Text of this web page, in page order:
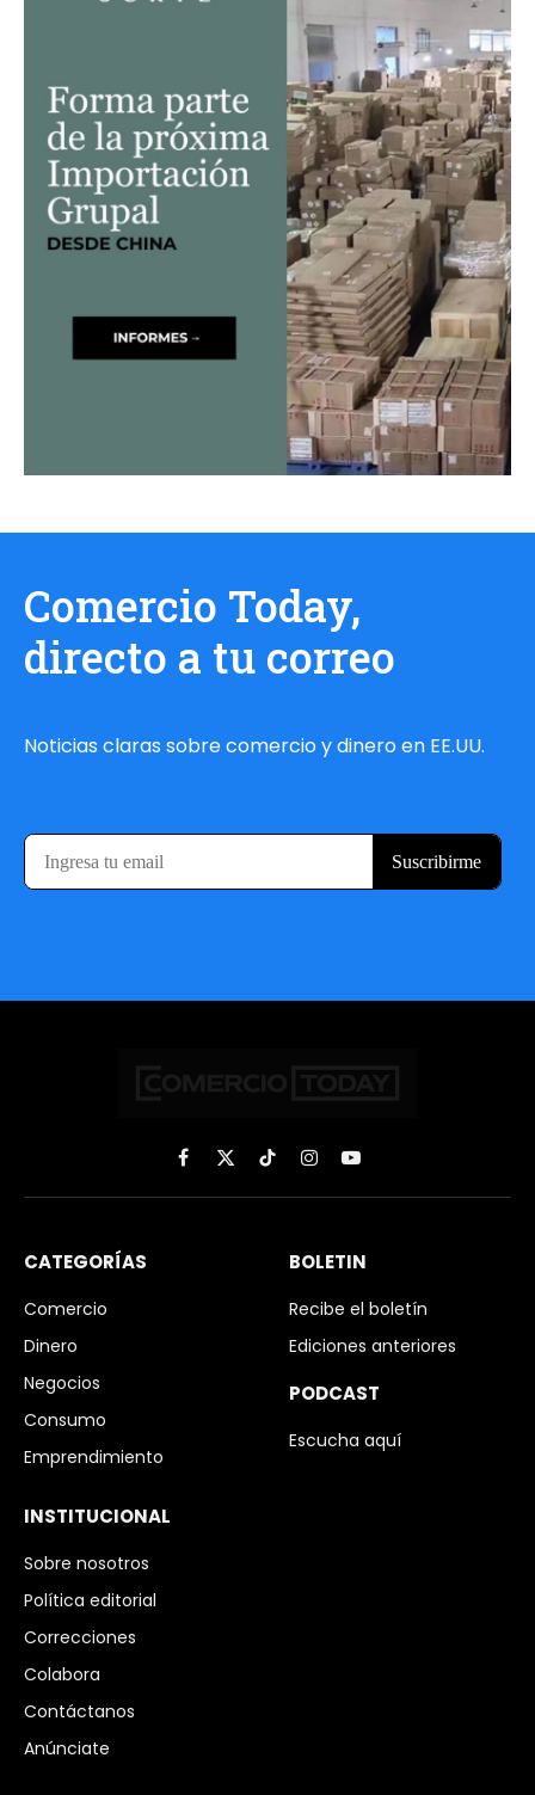
Comercio Today,
directo a tu correo
Noticias claras sobre comercio y dinero en EE.UU.
Facebook
X
(Twitter)
TikTokInstagramYouTube
CATEGORÍAS
Comercio
Dinero
Negocios
Consumo
Emprendimiento
BOLETIN
Recibe el boletín
Ediciones anteriores
PODCAST
Escucha aquí
INSTITUCIONAL
Sobre nosotros
Política editorial
Correcciones
Colabora
Contáctanos
Anúnciate